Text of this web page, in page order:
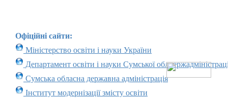
Офіційні сайти:
Міністерство освіти і науки України
Департамент освіти і науки Сумської
Сумська обласна державна адміністрація
Інститут модернізації змісту освіти